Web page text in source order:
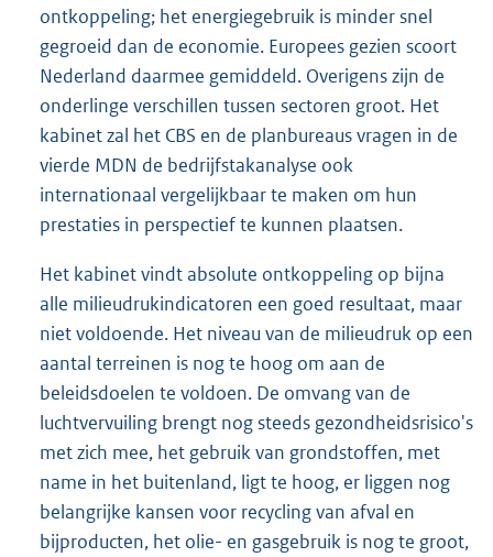
ontkoppeling; het energiegebruik is minder snel
gegroeid dan de economie. Europees gezien scoort
Nederland daarmee gemiddeld. Overigens zijn de
onderlinge verschillen tussen sectoren groot. Het
kabinet zal het CBS en de planbureaus vragen in de
vierde MDN de bedrijfstakanalyse ook
internationaal vergelijkbaar te maken om hun
prestaties in perspectief te kunnen plaatsen.
Het kabinet vindt absolute ontkoppeling op bijna
alle milieudrukindicatoren een goed resultaat, maar
niet voldoende. Het niveau van de milieudruk op een
aantal terreinen is nog te hoog om aan de
beleidsdoelen te voldoen. De omvang van de
luchtvervuiling brengt nog steeds gezondheidsrisico's
met zich mee, het gebruik van grondstoffen, met
name in het buitenland, ligt te hoog, er liggen nog
belangrijke kansen voor recycling van afval en
bijproducten, het olie- en gasgebruik is nog te groot,